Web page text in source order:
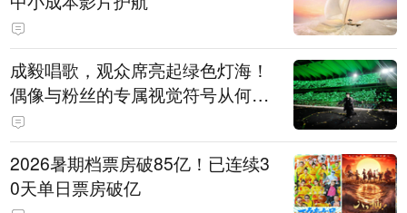
成毅唱歌，观众席亮起绿色灯海！
偶像与粉丝的专属视觉符号从何而
来
2026暑期档票房破85亿！已连续3
0天单日票房破亿